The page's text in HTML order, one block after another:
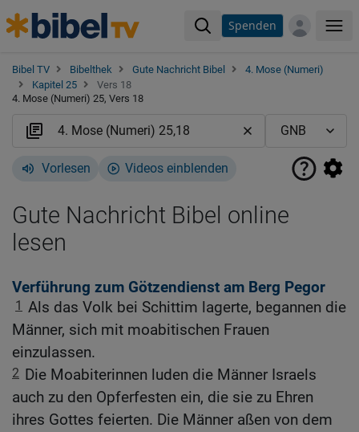
Spenden
Bibel TV Bibelthek Gute Nachricht Bibel
4. Mose (Numeri)
Kapitel 25
Vers 18
4. Mose (Numeri) 25, Vers 18
Vorlesen Videos einblenden
Gute Nachricht Bibel online
lesen
Verführung zum Götzendienst am Berg Pegor
1 Als das Volk bei Schittim lagerte, begannen die
Männer, sich mit moabitischen Frauen
einzulassen.
2 Die Moabiterinnen luden die Männer Israels
auch zu den Opferfesten ein, die sie zu Ehren
ihres Gottes feierten. Die Männer aßen von dem